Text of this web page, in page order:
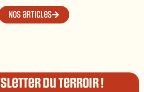
Nos articles
du terroir !